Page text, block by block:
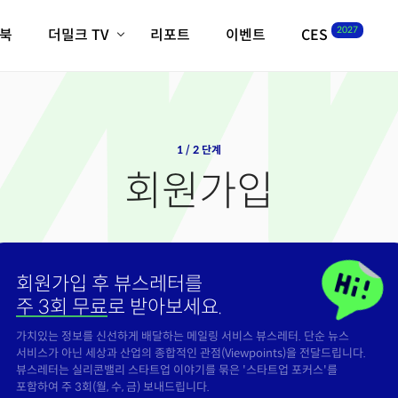
더밀크 TV
크리스의 뉴욕 시그널
밸리토크
리포트 이벤트 CES 2027
1 / 2 단계
회원가입
회원가입 후 뷰스레터를
주 3회 무료로 받아보세요.
가치있는 정보를 신선하게 배달하는 메일링 서비스 뷰스레터. 단순 뉴스
서비스가 아닌 세상과 산업의 종합적인 관점(Viewpoints)을 전달드립니다.
뷰스레터는 실리콘밸리 스타트업 이야기를 묶은 '스타트업 포커스'를
포함하여 주 3회(월, 수, 금) 보내드립니다.